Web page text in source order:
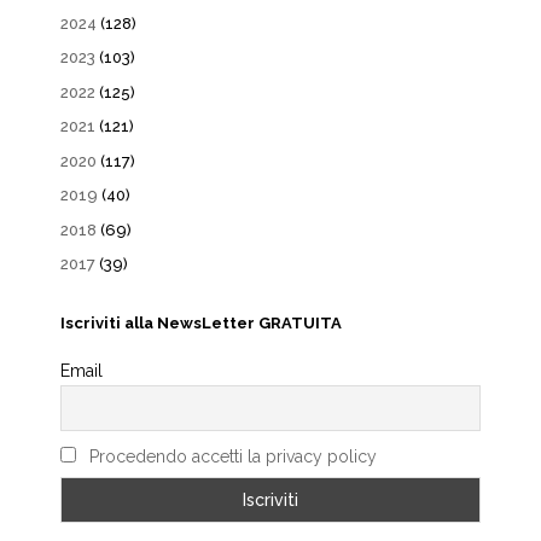
2024 (128)
2023 (103)
2022 (125)
2021 (121)
2020 (117)
2019 (40)
2018 (69)
2017 (39)
Iscriviti alla NewsLetter GRATUITA
Email
Procedendo accetti la privacy policy